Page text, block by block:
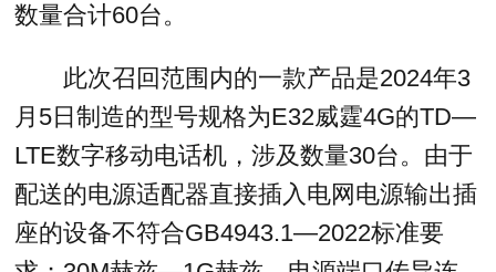
数量合计60台。
此次召回范围内的一款产品是2024年3
月5日制造的型号规格为E32威霆4G的TD—
LTE数字移动电话机，涉及数量30台。由于
配送的电源适配器直接插入电网电源输出插
座的设备不符合GB4943.1—2022标准要